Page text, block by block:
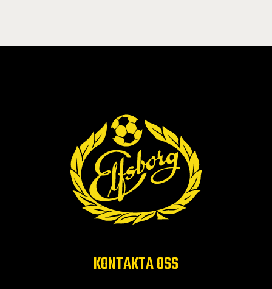
KONTAKTA OSS